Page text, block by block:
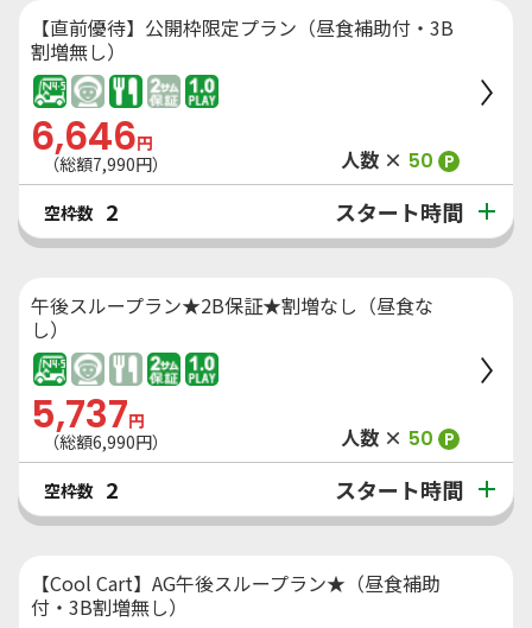
【直前優待】公開枠限定プラン（昼食補助付・3B
割増無し）
6,646円
（総額7,990円） 人数 × 50 P
空枠数 2 スタート時間
午後スループラン★2B保証★割増なし（昼食な
し）
5,737円
（総額6,990円） 人数 × 50 P
空枠数 2 スタート時間
【Cool Cart】AG午後スループラン★（昼食補助
付・3B割増無し）